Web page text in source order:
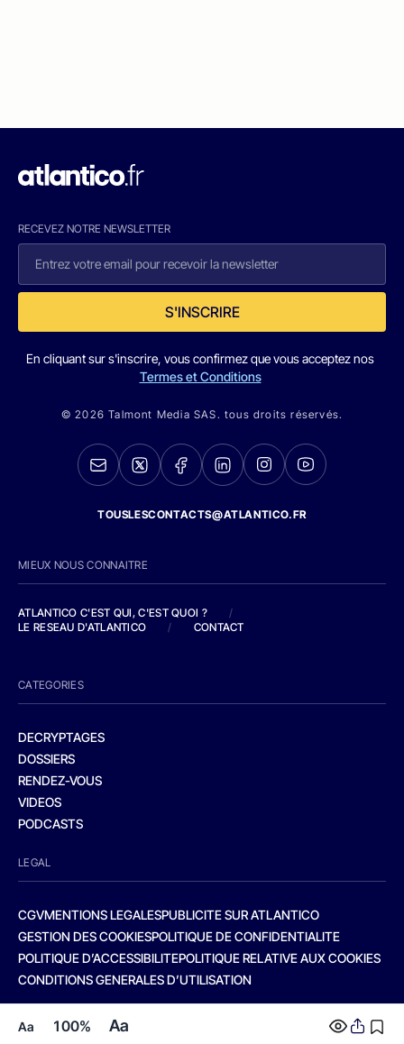
Aa 100% Aa
RECEVEZ NOTRE NEWSLETTER
S'INSCRIRE
En cliquant sur s'inscrire, vous confirmez que vous acceptez nos
Termes et Conditions
© 2026 Talmont Media SAS. tous droits réservés.
TOUSLESCONTACTS@ATLANTICO.FR
MIEUX NOUS CONNAITRE
ATLANTICO C'EST QUI, C'EST QUOI ?
/
LE RESEAU D'ATLANTICO
/ CONTACT
CATEGORIES
DECRYPTAGES
DOSSIERS
RENDEZ-VOUS
VIDEOS
PODCASTS
LEGAL
CGVMENTIONS LEGALESPUBLICITE SUR ATLANTICO
GESTION DES COOKIESPOLITIQUE DE CONFIDENTIALITE
POLITIQUE D’ACCESSIBILITEPOLITIQUE RELATIVE AUX COOKIES
CONDITIONS GENERALES D’UTILISATION